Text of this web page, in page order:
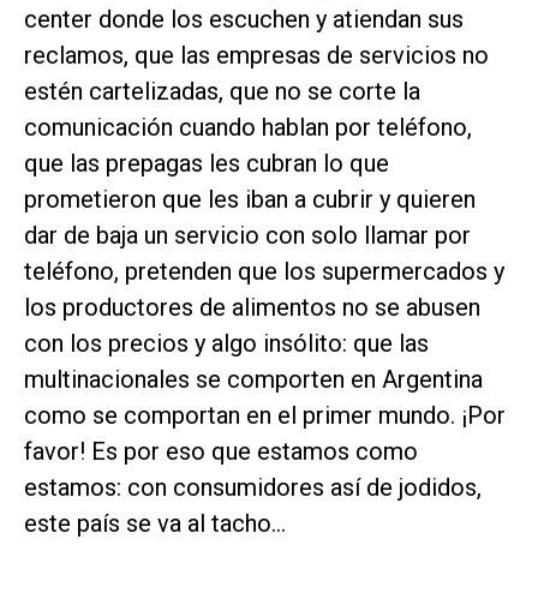
center donde los escuchen y atiendan sus
reclamos, que las empresas de servicios no
estén cartelizadas, que no se corte la
comunicación cuando hablan por teléfono,
que las prepagas les cubran lo que
prometieron que les iban a cubrir y quieren
dar de baja un servicio con solo llamar por
teléfono, pretenden que los supermercados y
los productores de alimentos no se abusen
con los precios y algo insólito: que las
multinacionales se comporten en Argentina
como se comportan en el primer mundo. ¡Por
favor! Es por eso que estamos como
estamos: con consumidores así de jodidos,
este país se va al tacho...